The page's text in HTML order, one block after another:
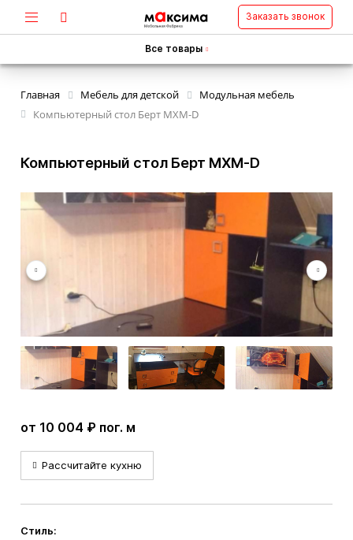
Заказать звонок
Все товары
Главная Мебель для детской
Модульная мебель
Компьютерный стол Берт MXM-D
Компьютерный стол Берт MXM-D
от 10 004 ₽ пог. м
Рассчитайте кухню
Стиль: